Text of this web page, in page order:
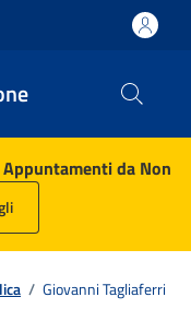
da Non
/ Giovanni Tagliaferri